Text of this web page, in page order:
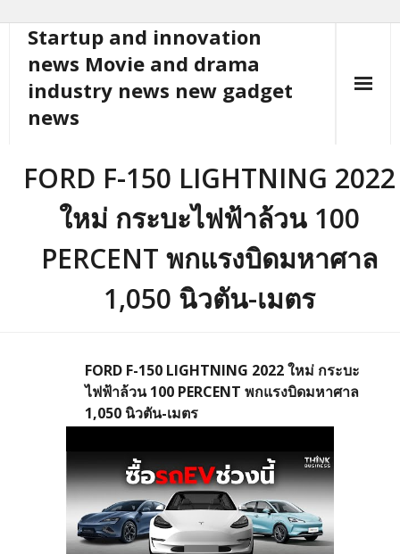
content
Startup and innovation
news Movie and drama
industry news new gadget
news
FORD F-150 LIGHTNING 2022
ใหม่ กระบะไฟฟ้าล้วน 100
PERCENT พกแรงบิดมหาศาล
1,050 นิวตัน-เมตร
FORD F-150 LIGHTNING 2022 ใหม่ กระบะ
ไฟฟ้าล้วน 100 PERCENT พกแรงบิดมหาศาล
1,050 นิวตัน-เมตร